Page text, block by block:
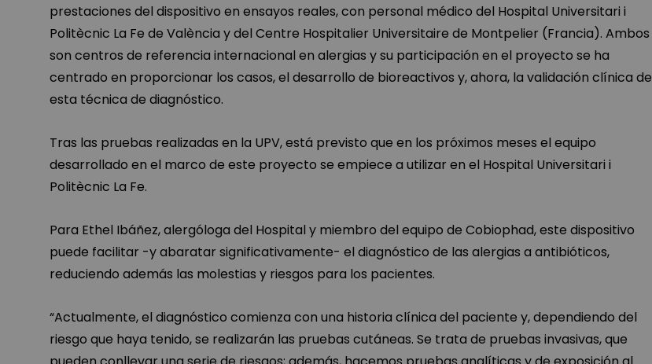
prestaciones del dispositivo en ensayos reales, con personal médico del Hospital Universitari i
Politècnic La Fe de València y del Centre Hospitalier Universitaire de Montpelier (Francia). Ambos
son centros de referencia internacional en alergias y su participación en el proyecto se ha
centrado en proporcionar los casos, el desarrollo de bioreactivos y, ahora, la validación clínica de
esta técnica de diagnóstico.
Tras las pruebas realizadas en la UPV, está previsto que en los próximos meses el equipo
desarrollado en el marco de este proyecto se empiece a utilizar en el Hospital Universitari i
Politècnic La Fe.
Para Ethel Ibáñez, alergóloga del Hospital y miembro del equipo de Cobiophad, este dispositivo
puede facilitar -y abaratar significativamente- el diagnóstico de las alergias a antibióticos,
reduciendo además las molestias y riesgos para los pacientes.
“Actualmente, el diagnóstico comienza con una historia clínica del paciente y, dependiendo del
riesgo que haya tenido, se realizarán las pruebas cutáneas. Se trata de pruebas invasivas, que